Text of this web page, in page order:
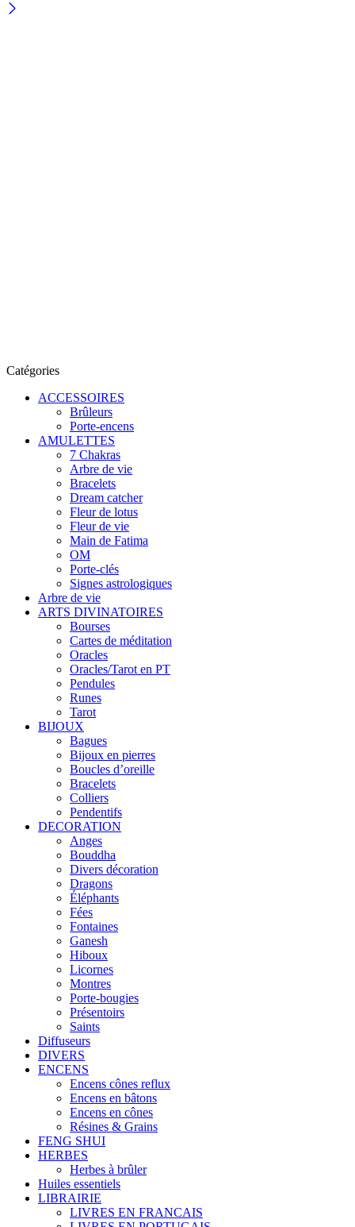
Catégories
ACCESSOIRES
Brûleurs
Porte-encens
AMULETTES
7 Chakras
Arbre de vie
Bracelets
Dream catcher
Fleur de lotus
Fleur de vie
Main de Fatima
OM
Porte-clés
Signes astrologiques
Arbre de vie
ARTS DIVINATOIRES
Bourses
Cartes de méditation
Oracles
Oracles/Tarot en PT
Pendules
Runes
Tarot
BIJOUX
Bagues
Bijoux en pierres
Boucles d’oreille
Bracelets
Colliers
Pendentifs
DECORATION
Anges
Bouddha
Divers décoration
Dragons
Éléphants
Fées
Fontaines
Ganesh
Hiboux
Licornes
Montres
Porte-bougies
Présentoirs
Saints
Diffuseurs
DIVERS
ENCENS
Encens cônes reflux
Encens en bâtons
Encens en cônes
Résines & Grains
FENG SHUI
HERBES
Herbes à brûler
Huiles essentiels
LIBRAIRIE
LIVRES EN FRANCAIS